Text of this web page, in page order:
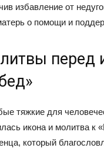
избавление от
о помощи и
перед
тяжкие для
икона и молитва к
который